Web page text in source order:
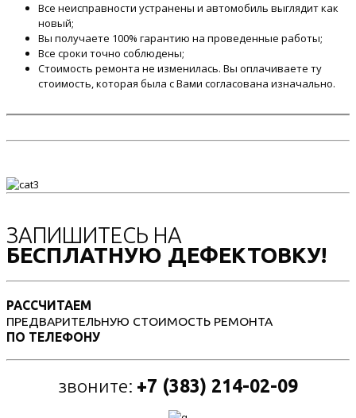
Все неисправности устранены и автомобиль выглядит как
новый;
Вы получаете 100% гарантию на проведенные работы;
Все сроки точно соблюдены;
Стоимость ремонта не изменилась. Вы оплачиваете ту
стоимость, которая была с Вами согласована изначально.
ЗАПИШИТЕСЬ НА
БЕСПЛАТНУЮ ДЕФЕКТОВКУ!
РАССЧИТАЕМ
ПРЕДВАРИТЕЛЬНУЮ СТОИМОСТЬ РЕМОНТА
ПО ТЕЛЕФОНУ
звоните: +7 (383) 214-02-09